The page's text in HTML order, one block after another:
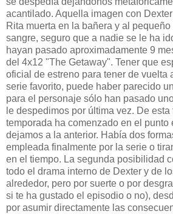
acantilado. Aquella imagen con
Rita muerta en la bañera y al
sangre, seguro que a nadie se le ha
hayan pasado aproximadamente 9
del 4x12 "The Getaway". Tener que
oficial de estreno para tener de vuelta
serie favorito, puede haber parecido
para el personaje sólo han pasado
le despedimos por última vez. De esta
temporada ha comenzado en el punto
dejamos a la anterior. Había dos
empleada finalmente por la serie o
en el tiempo. La segunda posibilidad
todo el drama interno de Dexter y de
alrededor, pero por suerte o por
si te ha gustado el episodio o no),
por asumir directamente las